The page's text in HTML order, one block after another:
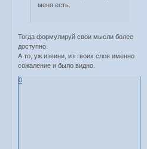
меня есть.
Тогда формулируй свои мысли более
доступно.
А то, уж извини, из твоих слов именно
сожаление и было видно.
0